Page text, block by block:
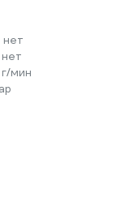
нет
нет
мин